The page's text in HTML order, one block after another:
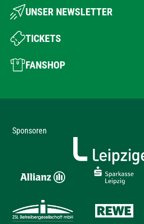
UNSER NEWSLETTER
TICKETS
FANSHOP
Sponsoren